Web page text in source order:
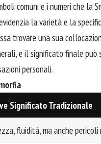
comuni e i numeri che la
la varietà e la
trovare una sua
e il significato finale può
personali.
Significato Tradizionale
fluidità, ma anche